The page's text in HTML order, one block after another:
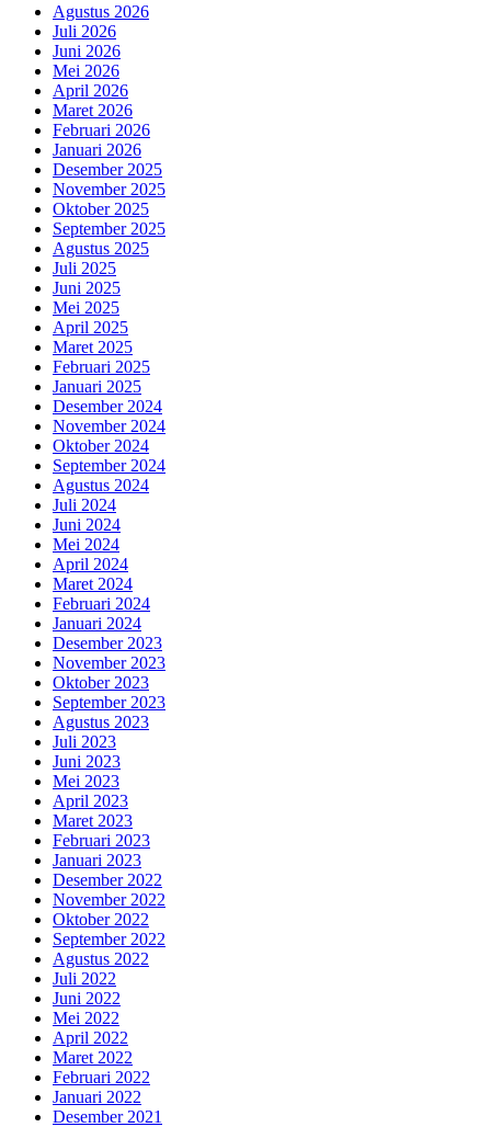
Agustus 2026
Juli 2026
Juni 2026
Mei 2026
April 2026
Maret 2026
Februari 2026
Januari 2026
Desember 2025
November 2025
Oktober 2025
September 2025
Agustus 2025
Juli 2025
Juni 2025
Mei 2025
April 2025
Maret 2025
Februari 2025
Januari 2025
Desember 2024
November 2024
Oktober 2024
September 2024
Agustus 2024
Juli 2024
Juni 2024
Mei 2024
April 2024
Maret 2024
Februari 2024
Januari 2024
Desember 2023
November 2023
Oktober 2023
September 2023
Agustus 2023
Juli 2023
Juni 2023
Mei 2023
April 2023
Maret 2023
Februari 2023
Januari 2023
Desember 2022
November 2022
Oktober 2022
September 2022
Agustus 2022
Juli 2022
Juni 2022
Mei 2022
April 2022
Maret 2022
Februari 2022
Januari 2022
Desember 2021